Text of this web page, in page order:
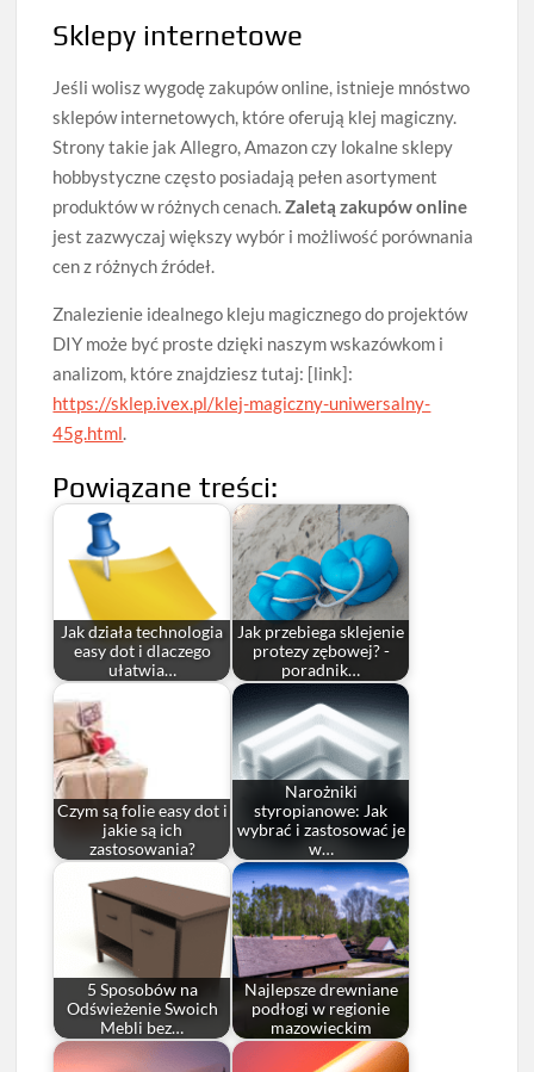
Sklepy internetowe
Jeśli wolisz wygodę zakupów online, istnieje mnóstwo
sklepów internetowych, które oferują klej magiczny.
Strony takie jak Allegro, Amazon czy lokalne sklepy
hobbystyczne często posiadają pełen asortyment
produktów w różnych cenach.Zaletą zakupów online
jest zazwyczaj większy wybór i możliwość porównania
cen z różnych źródeł.
Znalezienie idealnego kleju magicznego do projektów
DIY może być proste dzięki naszym wskazówkom i
analizom, które znajdziesz tutaj: [link]:
https://sklep.ivex.pl/klej-magiczny-uniwersalny-
45g.html.
Powiązane treści:
Jak działa technologia
easy dot i dlaczego
ułatwia…
Jak przebiega sklejenie
protezy zębowej? -
poradnik…
Czym są folie easy dot i
jakie są ich
zastosowania?
Narożniki
styropianowe: Jak
wybrać i zastosować je
w…
5 Sposobów na
Odświeżenie Swoich
Mebli bez…
Najlepsze drewniane
podłogi w regionie
mazowieckim